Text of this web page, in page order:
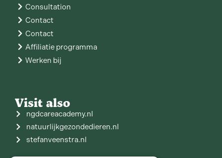
Consultation
Contact
Contact
Affiliatie programma
Werken bij
Visit also
ngdcareacademy.nl
natuurlijkgezondedieren.nl
stefanveenstra.nl